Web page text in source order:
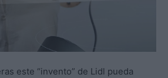
este “invento” de Lidl pueda